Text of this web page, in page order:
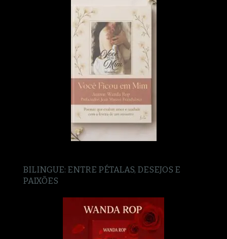
BILINGUE: ENTRE PÉTALAS, DESEJOS E
PAIXÕES